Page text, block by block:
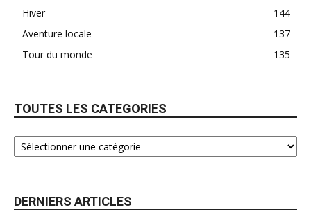
Hiver
144
Aventure locale
137
Tour du monde
135
TOUTES LES CATEGORIES
DERNIERS ARTICLES